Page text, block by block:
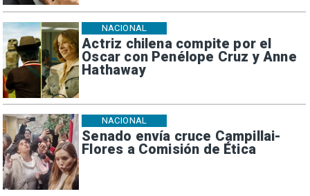
Actriz chilena compite por el
Oscar con Penélope Cruz y Anne
Hathaway
NACIONAL
Senado envía cruce Campillai-
Flores a Comisión de Ética
NACIONAL